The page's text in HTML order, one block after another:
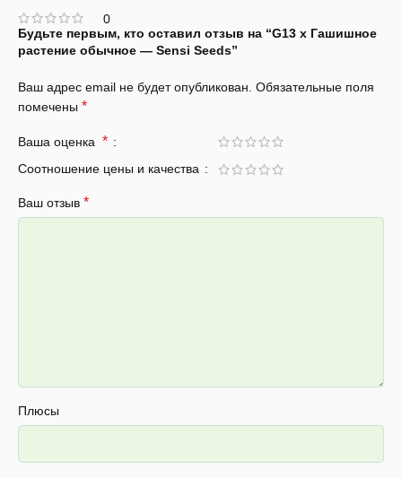
0
Будьте первым, кто оставил отзыв на “G13 x Гашишное
растение обычное — Sensi Seeds”
Ваш адрес email не будет опубликован. Обязательные поля
помечены *
Ваша оценка *
Соотношение цены и качества
Ваш отзыв *
Плюсы